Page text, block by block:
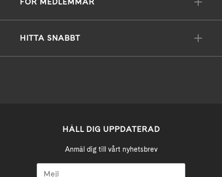
HITTA SNABBT
HÅLL DIG UPPDATERAD
Anmäl dig till vårt nyhetsbrev